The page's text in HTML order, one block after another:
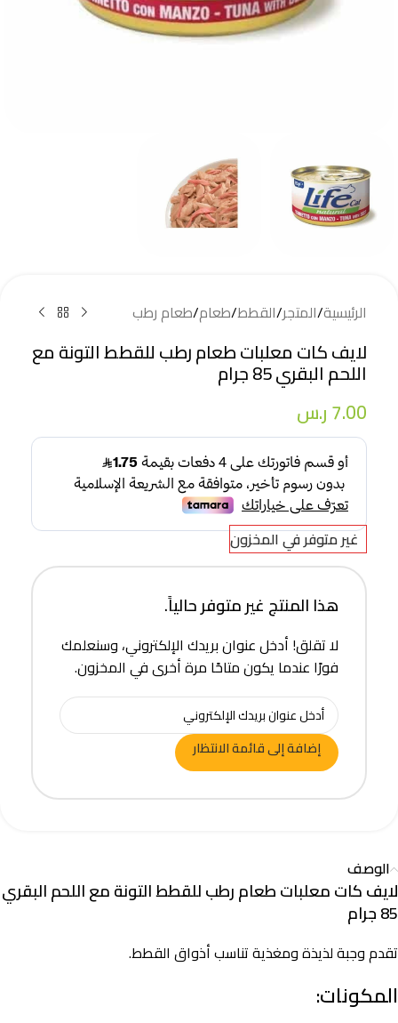
الرئيسية/المتجر/القطط/طعام/طعام رطب
لايف كات معلبات طعام رطب للقطط التونة مع
اللحم البقري 85 جرام
7.00ر.س
غير متوفر في المخزون
هذا المنتج غير متوفر حالياً.
لا تقلق! أدخل عنوان بريدك الإلكتروني، وسنعلمك
فورًا عندما يكون متاحًا مرة أخرى في المخزون.
إضافة إلى قائمة الانتظار
الوصف
لايف كات معلبات طعام رطب للقطط التونة مع اللحم البقري
85 جرام
تقدم وجبة لذيذة ومغذية تناسب أذواق القطط.
المكونات: